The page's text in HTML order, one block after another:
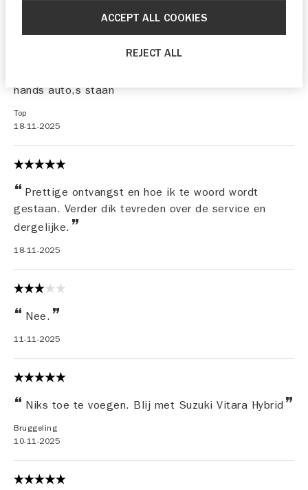
hands auto,s staan
Top
18-11-2025
Prettige ontvangst en hoe ik te woord wordt
gestaan. Verder dik tevreden over de service en
dergelijke.
18-11-2025
Nee.
11-11-2025
Niks toe te voegen. Blij met Suzuki Vitara Hybrid
Bruggeling
10-11-2025
REJECT ALL
ACCEPT ALL COOKIES